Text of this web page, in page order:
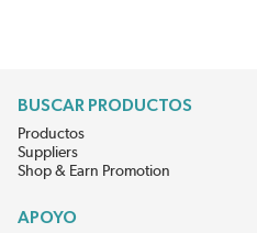
BUSCAR PRODUCTOS
Productos
Suppliers
Shop & Earn Promotion
APOYO